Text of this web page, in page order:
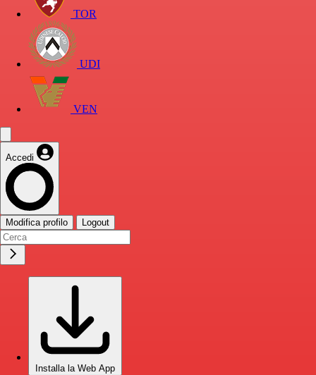
TOR
UDI
VEN
Accedi
Modifica profilo Logout
Installa la Web App